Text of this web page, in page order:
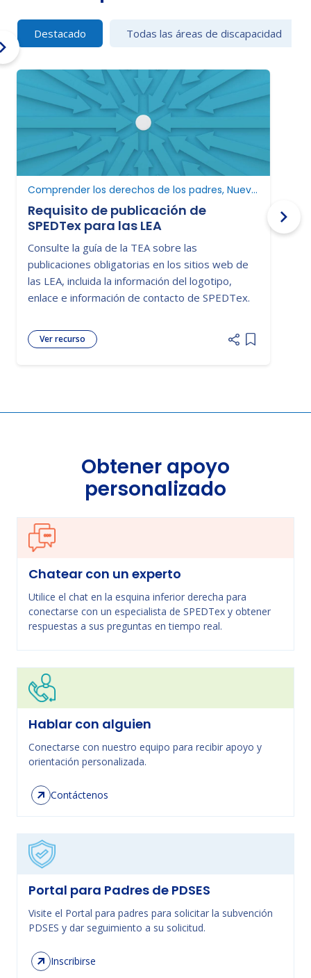
Destacado Todas las áreas de discapacidad
Comprender los derechos de los padres, Nuevo en educación especial
Requisito de publicación de
SPEDTex para las LEA
Consulte la guía de la TEA sobre las
publicaciones obligatorias en los sitios web de
las LEA, incluida la información del logotipo,
enlace e información de contacto de SPEDTex.
Ver recurso
Add item
Obtener apoyo
personalizado
Chatear con un experto
Utilice el chat en la esquina inferior derecha para
conectarse con un especialista de SPEDTex y obtener
respuestas a sus preguntas en tiempo real.
Hablar con alguien
Conectarse con nuestro equipo para recibir apoyo y
orientación personalizada.
Contáctenos
Portal para Padres de PDSES
Visite el Portal para padres para solicitar la subvención
PDSES y dar seguimiento a su solicitud.
Inscribirse